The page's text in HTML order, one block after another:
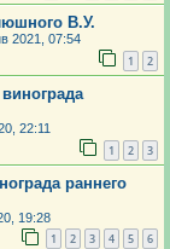
В.У.
2021, 07:54
1 2
22:11
1 2 3
раннего
19:28
1 2 3 4 5 6